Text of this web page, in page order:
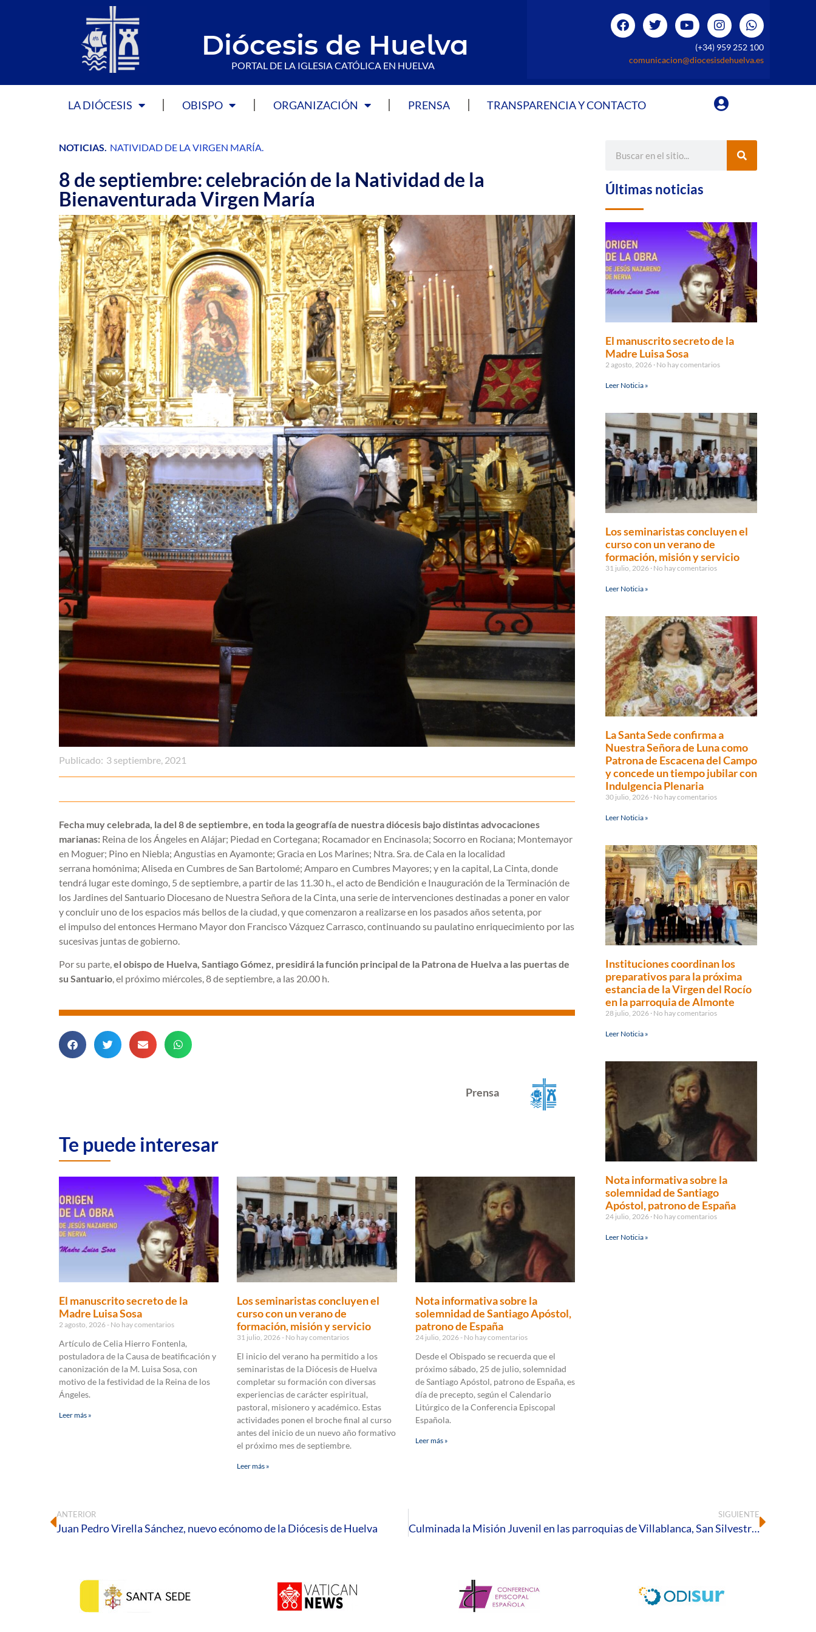
Diócesis de Huelva
PORTAL DE LA IGLESIA CATÓLICA EN HUELVA
(+34) 959 252 100
comunicacion@diocesisdehuelva.es
LA DIÓCESIS OBISPO ORGANIZACIÓN PRENSA TRANSPARENCIA Y CONTACTO
NOTICIAS. NATIVIDAD DE LA VIRGEN MARÍA.
8 de septiembre: celebración de la Natividad de la
Bienaventurada Virgen María
Publicado: 3 septiembre, 2021
Fecha muy celebrada, la del 8 de septiembre, en toda la geografía de nuestra diócesis bajodistintas advocaciones
marianas: Reina de los Ángeles en Alájar; Piedad en Cortegana; Rocamador en Encinasola; Socorro en Rociana; Montemayor
en Moguer; Pino en Niebla; Angustias en Ayamonte; Gracia en Los Marines; Ntra. Sra. de Cala en la localidad
serrana homónima; Aliseda en Cumbres de San Bartolomé; Amparo en Cumbres Mayores; y en la capital, La Cinta, donde
tendrá lugar este domingo, 5 de septiembre, a partir de las 11.30 h., el acto de Bendición e Inauguración de la Terminación de
los Jardines del Santuario Diocesano de Nuestra Señora de la Cinta, una serie de intervenciones destinadas a poner en valor
y concluir uno de los espacios más bellos de la ciudad, y que comenzaron a realizarse en los pasados años setenta, por
el impulso del entonces Hermano Mayor don Francisco Vázquez Carrasco, continuando su paulatino enriquecimiento por las
sucesivas juntas de gobierno.
Por su parte,el obispo de Huelva, Santiago Gómez, presidirá la función principal de la Patrona de Huelva a las puertas de
su Santuario, el próximo miércoles, 8 de septiembre, a las 20.00 h.
Prensa
Te puede interesar
El manuscrito secreto de la
Madre Luisa Sosa
2 agosto, 2026 No hay comentarios
Artículo de Celia Hierro Fontenla,
postuladora de la Causa de beatificación y
canonización de la M. Luisa Sosa, con
motivo de la festividad de la Reina de los
Ángeles.
Leer más »
Los seminaristas concluyen el
curso con un verano de
formación, misión y servicio
31 julio, 2026 No hay comentarios
El inicio del verano ha permitido a los
seminaristas de la Diócesis de Huelva
completar su formación con diversas
experiencias de carácter espiritual,
pastoral, misionero y académico. Estas
actividades ponen el broche final al curso
antes del inicio de un nuevo año formativo
el próximo mes de septiembre.
Leer más »
Nota informativa sobre la
solemnidad de Santiago Apóstol,
patrono de España
24 julio, 2026 No hay comentarios
Desde el Obispado se recuerda que el
próximo sábado, 25 de julio, solemnidad
de Santiago Apóstol, patrono de España, es
día de precepto, según el Calendario
Litúrgico de la Conferencia Episcopal
Española.
Leer más »
Últimas noticias
El manuscrito secreto de la
Madre Luisa Sosa
2 agosto, 2026 No hay comentarios
Leer Noticia »
Los seminaristas concluyen el
curso con un verano de
formación, misión y servicio
31 julio, 2026 No hay comentarios
Leer Noticia »
La Santa Sede confirma a
Nuestra Señora de Luna como
Patrona de Escacena del Campo
y concede un tiempo jubilar con
Indulgencia Plenaria
30 julio, 2026 No hay comentarios
Leer Noticia »
Instituciones coordinan los
preparativos para la próxima
estancia de la Virgen del Rocío
en la parroquia de Almonte
28 julio, 2026 No hay comentarios
Leer Noticia »
Nota informativa sobre la
solemnidad de Santiago
Apóstol, patrono de España
24 julio, 2026 No hay comentarios
Leer Noticia »
ANTERIOR
Juan Pedro Virella Sánchez, nuevo ecónomo de la Diócesis de Huelva
SIGUIENTE
Culminada la Misión Juvenil en las parroquias de Villablanca, San Silvestre de Guzmán y Sanlúcar de Guadiana